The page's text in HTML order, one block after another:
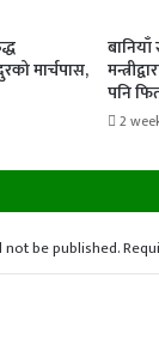
मार्चपास,
पनि
2
be published.